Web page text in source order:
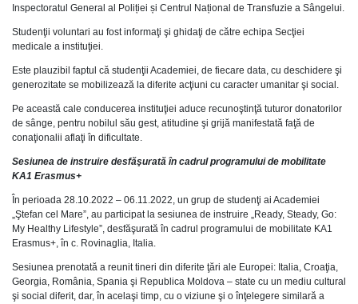
Inspectoratul General al Poliției și Centrul Național de Transfuzie a Sângelui.
Studenţii voluntari au fost informaţi şi ghidaţi de către echipa Secţiei
medicale a instituţiei.
Este plauzibil faptul că studenţii Academiei, de fiecare data, cu deschidere şi
generozitate se mobilizează la diferite acţiuni cu caracter umanitar şi social.
Pe această cale conducerea instituţiei aduce recunoştinţă tuturor donatorilor
de sânge, pentru nobilul său gest, atitudine şi grijă manifestată faţă de
conaţionalii aflaţi în dificultate.
Sesiunea de instruire desfăşurată în cadrul programului de mobilitate
KA1 Erasmus+
În perioada 28.10.2022 – 06.11.2022, un grup de studenţi ai Academiei
„Ştefan cel Mare”, au participat la sesiunea de instruire „Ready, Steady, Go:
My Healthy Lifestyle”, desfăşurată în cadrul programului de mobilitate KA1
Erasmus+, în c. Rovinaglia, Italia.
Sesiunea prenotată a reunit tineri din diferite ţări ale Europei: Italia, Croaţia,
Georgia, România, Spania şi Republica Moldova – state cu un mediu cultural
şi social diferit, dar, în acelaşi timp, cu o viziune şi o înţelegere similară a